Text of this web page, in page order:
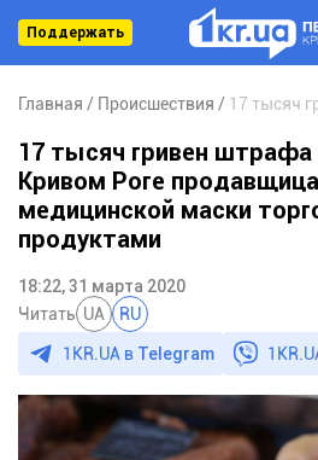
Поддержать
Главная Происшествия
17 тысяч гривен штрафа
Кривом Роге
медицинской маски
продуктами
18:22, 31 марта 2020
Читать UA RU
1KR.UA в Telegram